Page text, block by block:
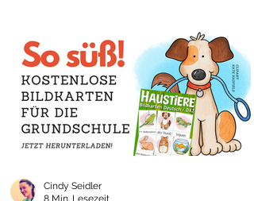
Cindy Seidler
8 Min. Lesezeit